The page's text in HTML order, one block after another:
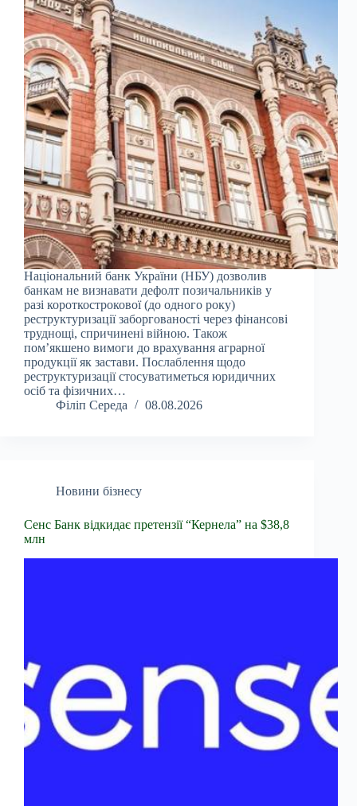
Національний банк України (НБУ) дозволив
банкам не визнавати дефолт позичальників у
разі короткострокової (до одного року)
реструктуризації заборгованості через фінансові
труднощі, спричинені війною. Також
пом’якшено вимоги до врахування аграрної
продукції як застави. Послаблення щодо
реструктуризації стосуватиметься юридичних
осіб та фізичних…
Філіп Середа
08.08.2026
Новини бізнесу
Сенс Банк відкидає претензії “Кернела” на $38,8
млн